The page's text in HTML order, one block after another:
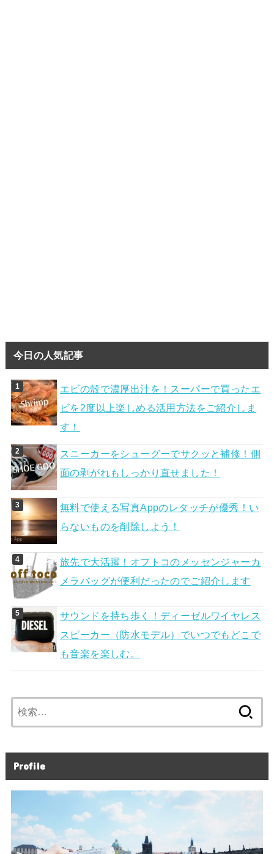
今日の人気記事
エビの殻で濃厚出汁を！スーパーで買ったエ
ビを2度以上楽しめる活用方法をご紹介しま
す！
スニーカーをシューグーでサクッと補修！側
面の剥がれもしっかり直せました！
無料で使える写真Appのレタッチが優秀！い
らないものを削除しよう！
旅先で大活躍！オフトコのメッセンジャーカ
メラバッグが便利だったのでご紹介します
サウンドを持ち歩く！ディーゼルワイヤレス
スピーカー（防水モデル）でいつでもどこで
も音楽を楽しむ。
索:
Profile